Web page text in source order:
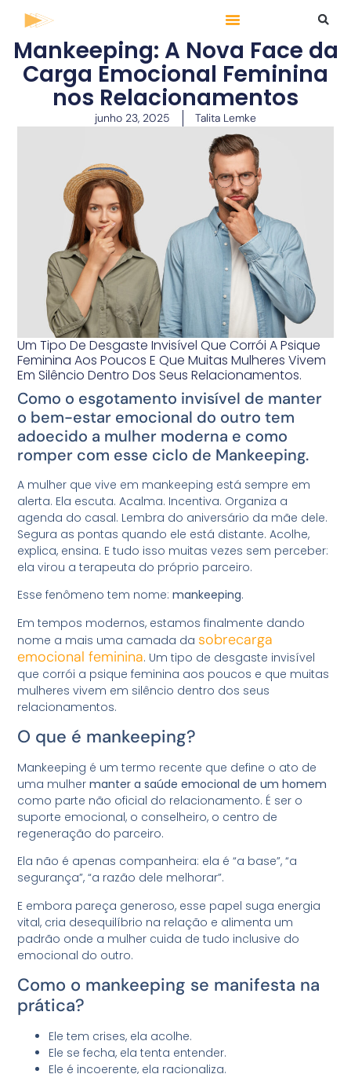
Mankeeping: A Nova Face da
Carga Emocional Feminina
nos Relacionamentos
junho 23, 2025 Talita Lemke
Um Tipo De Desgaste Invisível Que Corrói A Psique
Feminina Aos Poucos E Que Muitas Mulheres Vivem
Em Silêncio Dentro Dos Seus Relacionamentos.
Como o esgotamento invisível de manter
o bem-estar emocional do outro tem
adoecido a mulher moderna e como
romper com esse ciclo de Mankeeping.
A mulher que vive em mankeeping está sempre em
alerta. Ela escuta. Acalma. Incentiva. Organiza a
agenda do casal. Lembra do aniversário da mãe dele.
Segura as pontas quando ele está distante. Acolhe,
explica, ensina. E tudo isso muitas vezes sem perceber:
ela virou a terapeuta do próprio parceiro.
Esse fenômeno tem nome:mankeeping.
Em tempos modernos, estamos finalmente dando
nome a mais uma camada da sobrecarga
emocional feminina. Um tipo de desgaste invisível
que corrói a psique feminina aos poucos e que muitas
mulheres vivem em silêncio dentro dos seus
relacionamentos.
O que é mankeeping?
Mankeeping é um termo recente que define o ato de
uma mulhermanter a saúde emocional de um homem
como parte não oficial do relacionamento. É ser o
suporte emocional, o conselheiro, o centro de
regeneração do parceiro.
Ela não é apenas companheira: ela é “a base”, “a
segurança”, “a razão dele melhorar”.
E embora pareça generoso, esse papel suga energia
vital, cria desequilíbrio na relação e alimenta um
padrão onde a mulher cuida de tudo inclusive do
emocional do outro.
Como o mankeeping se manifesta na
prática?
Ele tem crises, ela acolhe.
Ele se fecha, ela tenta entender.
Ele é incoerente, ela racionaliza.